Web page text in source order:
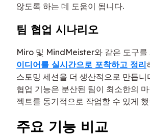
않도록 하는 데 도움이 됩니다.
팀 협업 시나리오
Miro 및 MindMeister와 같은 도구를
이디어를 실시간으로 포착하고 정리
스토밍 세션을 더 생산적으로 만듭니
협업 기능은 분산된 팀이 최소한의
젝트를 동기적으로 작업할 수 있게
주요 기능 비교